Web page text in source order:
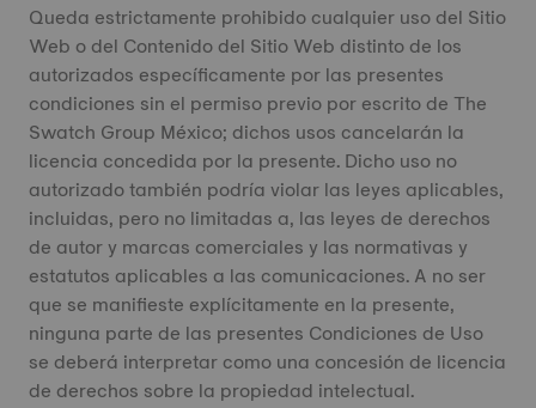
Queda estrictamente prohibido cualquier uso del Sitio
Web o del Contenido del Sitio Web distinto de los
autorizados específicamente por las presentes
condiciones sin el permiso previo por escrito de The
Swatch Group México; dichos usos cancelarán la
licencia concedida por la presente. Dicho uso no
autorizado también podría violar las leyes aplicables,
incluidas, pero no limitadas a, las leyes de derechos
de autor y marcas comerciales y las normativas y
estatutos aplicables a las comunicaciones. A no ser
que se manifieste explícitamente en la presente,
ninguna parte de las presentes Condiciones de Uso
se deberá interpretar como una concesión de licencia
de derechos sobre la propiedad intelectual.